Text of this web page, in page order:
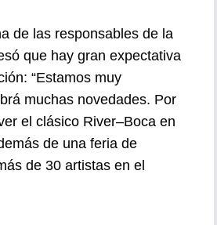
de las responsables de la
que hay gran expectativa
“Estamos muy
muchas novedades. Por
el clásico River–Boca en
de una feria de
de 30 artistas en el